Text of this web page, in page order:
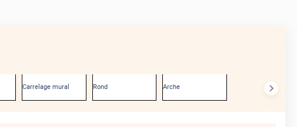
Carrelage mural Rond Arche